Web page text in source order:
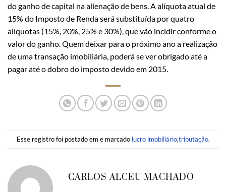
do ganho de capital na alienação de bens. A alíquota atual de
15% do Imposto de Renda será substituída por quatro
alíquotas (15%, 20%, 25% e 30%), que vão incidir conforme o
valor do ganho. Quem deixar para o próximo ano a realização
de uma transação imobiliária, poderá se ver obrigado até a
pagar até o dobro do imposto devido em 2015.
Esse registro foi postado em e marcado lucro imobiliário,tributação.
CARLOS ALCEU MACHADO